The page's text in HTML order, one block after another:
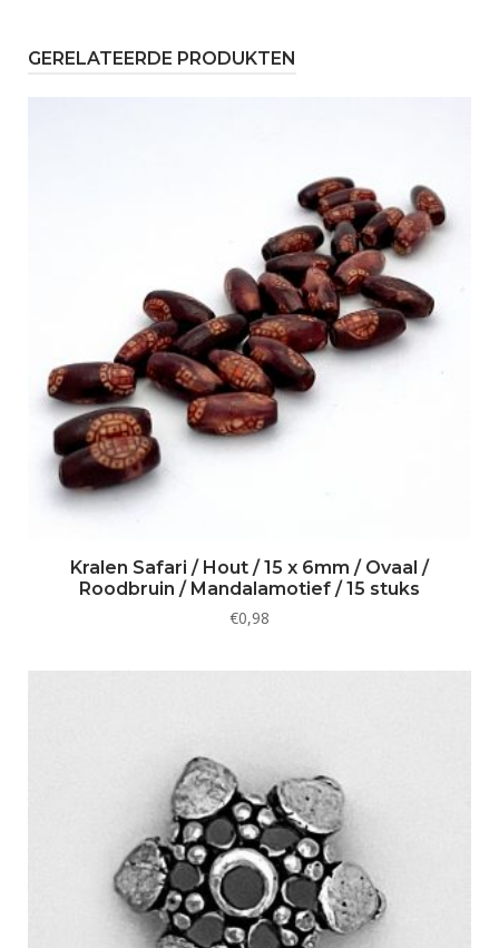
GERELATEERDE PRODUKTEN
Kralen Safari / Hout / 15 x 6mm / Ovaal /
Roodbruin / Mandalamotief / 15 stuks
€0,98